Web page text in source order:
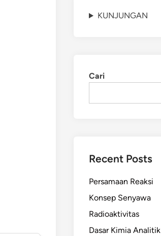
KUNJUNGAN
Cari
Recent Posts
Persamaan Reaksi
Konsep Senyawa
Radioaktivitas
Dasar Kimia Analitik